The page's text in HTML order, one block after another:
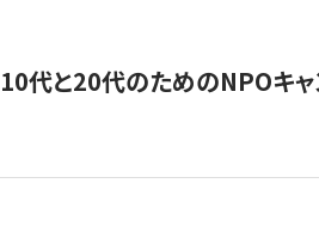
10代と20代のためのNPOキ